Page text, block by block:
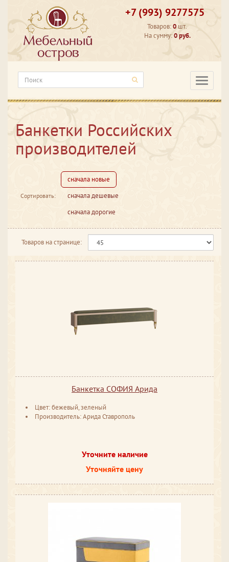
+7 (993) 9277575
Товаров:0 шт.
На сумму:0 руб.
Банкетки Российских
производителей
Сортировать:
сначала новые
сначала дешевые
сначала дорогие
Товаров на странице:
Банкетка СОФИЯ Арида
Цвет: бежевый, зеленый
Производитель: Арида Ставрополь
Уточните наличие
Уточняйте цену